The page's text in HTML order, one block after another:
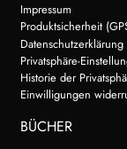
Impressum
Produktsicherheit
Datenschutzerklärung
Privatsphäre-
Historie der
Einwilligungen
BÜCHER